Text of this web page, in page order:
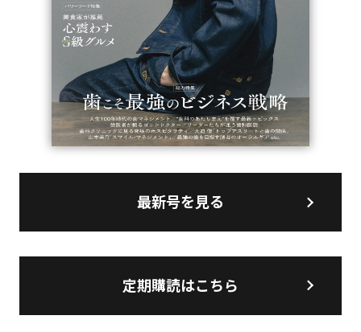
最新号を見る
定期購読はこちら